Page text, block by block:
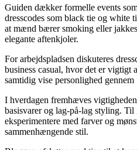
Guiden dækker formelle events
dresscodes som black tie og white
at mænd bærer smoking eller
elegante aftenkjoler.
For arbejdspladsen diskuteres
business casual, hvor det er vigtigt
samtidig vise personlighed gennem
I hverdagen fremhæves
basisvarer og lag-på-lag styling.
eksperimentere med farver og
sammenhængende stil.